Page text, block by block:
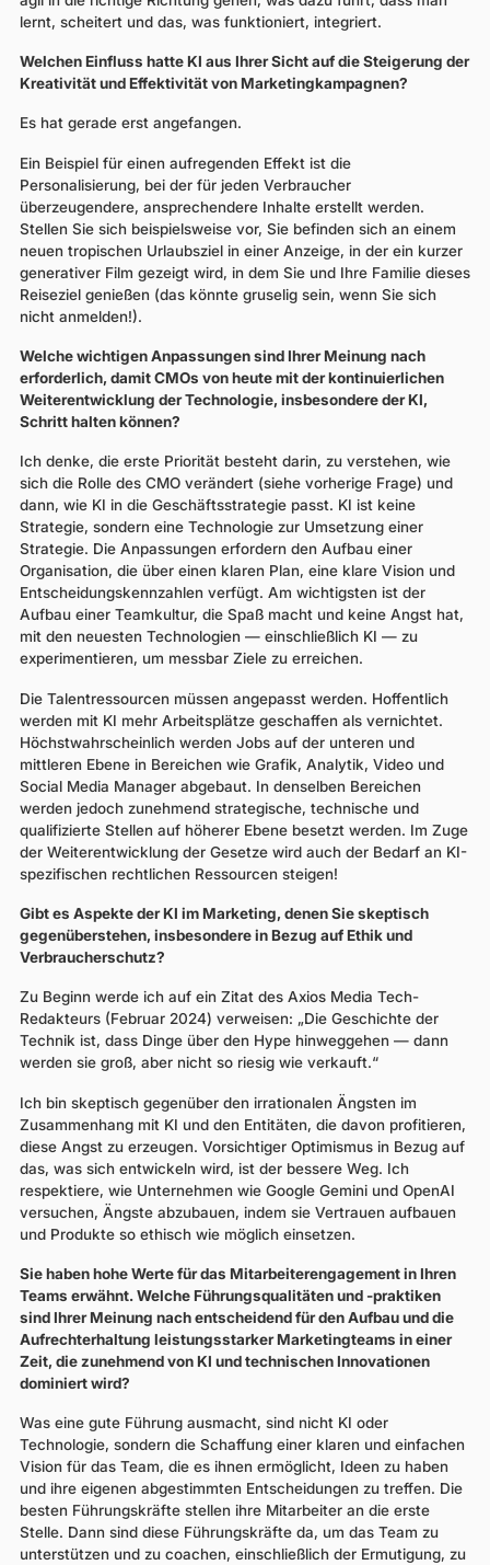
lernt, scheitert und das, was funktioniert, integriert.
Welchen Einfluss hatte KI aus Ihrer Sicht auf die Steigerung der
Kreativität und Effektivität von Marketingkampagnen?
Es hat gerade erst angefangen.
Ein Beispiel für einen aufregenden Effekt ist die
Personalisierung, bei der für jeden Verbraucher
überzeugendere, ansprechendere Inhalte erstellt werden.
Stellen Sie sich beispielsweise vor, Sie befinden sich an einem
neuen tropischen Urlaubsziel in einer Anzeige, in der ein kurzer
generativer Film gezeigt wird, in dem Sie und Ihre Familie dieses
Reiseziel genießen (das könnte gruselig sein, wenn Sie sich
nicht anmelden!).
Welche wichtigen Anpassungen sind Ihrer Meinung nach
erforderlich, damit CMOs von heute mit der kontinuierlichen
Weiterentwicklung der Technologie, insbesondere der KI,
Schritt halten können?
Ich denke, die erste Priorität besteht darin, zu verstehen, wie
sich die Rolle des CMO verändert (siehe vorherige Frage) und
dann, wie KI in die Geschäftsstrategie passt. KI ist keine
Strategie, sondern eine Technologie zur Umsetzung einer
Strategie. Die Anpassungen erfordern den Aufbau einer
Organisation, die über einen klaren Plan, eine klare Vision und
Entscheidungskennzahlen verfügt. Am wichtigsten ist der
Aufbau einer Teamkultur, die Spaß macht und keine Angst hat,
mit den neuesten Technologien — einschließlich KI — zu
experimentieren, um messbar Ziele zu erreichen.
Die Talentressourcen müssen angepasst werden. Hoffentlich
werden mit KI mehr Arbeitsplätze geschaffen als vernichtet.
Höchstwahrscheinlich werden Jobs auf der unteren und
mittleren Ebene in Bereichen wie Grafik, Analytik, Video und
Social Media Manager abgebaut. In denselben Bereichen
werden jedoch zunehmend strategische, technische und
qualifizierte Stellen auf höherer Ebene besetzt werden. Im Zuge
der Weiterentwicklung der Gesetze wird auch der Bedarf an KI-
spezifischen rechtlichen Ressourcen steigen!
Gibt es Aspekte der KI im Marketing, denen Sie skeptisch
gegenüberstehen, insbesondere in Bezug auf Ethik und
Verbraucherschutz?
Zu Beginn werde ich auf ein Zitat des Axios Media Tech-
Redakteurs (Februar 2024) verweisen: „Die Geschichte der
Technik ist, dass Dinge über den Hype hinweggehen — dann
werden sie groß, aber nicht so riesig wie verkauft.“
Ich bin skeptisch gegenüber den irrationalen Ängsten im
Zusammenhang mit KI und den Entitäten, die davon profitieren,
diese Angst zu erzeugen. Vorsichtiger Optimismus in Bezug auf
das, was sich entwickeln wird, ist der bessere Weg. Ich
respektiere, wie Unternehmen wie Google Gemini und OpenAI
versuchen, Ängste abzubauen, indem sie Vertrauen aufbauen
und Produkte so ethisch wie möglich einsetzen.
Sie haben hohe Werte für das Mitarbeiterengagement in Ihren
Teams erwähnt. Welche Führungsqualitäten und -praktiken
sind Ihrer Meinung nach entscheidend für den Aufbau und die
Aufrechterhaltung leistungsstarker Marketingteams in einer
Zeit, die zunehmend von KI und technischen Innovationen
dominiert wird?
Was eine gute Führung ausmacht, sind nicht KI oder
Technologie, sondern die Schaffung einer klaren und einfachen
Vision für das Team, die es ihnen ermöglicht, Ideen zu haben
und ihre eigenen abgestimmten Entscheidungen zu treffen. Die
besten Führungskräfte stellen ihre Mitarbeiter an die erste
Stelle. Dann sind diese Führungskräfte da, um das Team zu
unterstützen und zu coachen, einschließlich der Ermutigung, zu